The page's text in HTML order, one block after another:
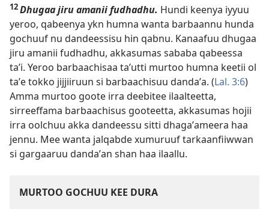
12Dhugaa jiru amanii fudhadhu. Hundi keenya iyyuu
yeroo, qabeenya ykn humna wanta barbaannu hunda
gochuuf nu dandeessisu hin qabnu. Kanaafuu dhugaa
jiru amanii fudhadhu, akkasumas sababa qabeessa
taʼi. Yeroo barbaachisaa taʼutti murtoo humna keetii ol
taʼe tokko jijjiiruun si barbaachisuu dandaʼa. (Lal. 3:6)
Amma murtoo goote irra deebitee ilaalteetta,
sirreeffama barbaachisus gooteetta, akkasumas hojii
irra oolchuu akka dandeessu sitti dhagaʼameera haa
jennu. Mee wanta jalqabde xumuruuf tarkaanfiiwwan
si gargaaruu dandaʼan shan haa ilaallu.
MURTOO GOCHUU KEE DURA